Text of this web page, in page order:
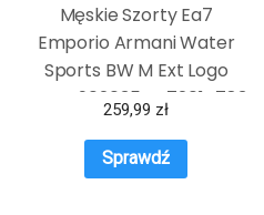
Męskie Szorty Ea7
Emporio Armani Water
Sports BW M Ext Logo
Boxer 902035CC72014783
– Zielony
259,99 zł
Sprawdź